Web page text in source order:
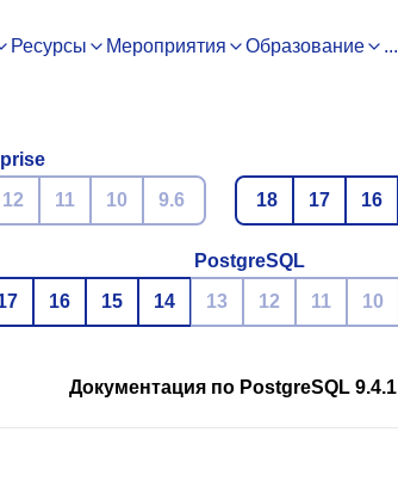
Ресурсы Мероприятия Образование ...
12 11 10 9.6
18
17 16
PostgreSQL
16 15 14 13 12 11 10
Документация по PostgreSQL 9.4.1